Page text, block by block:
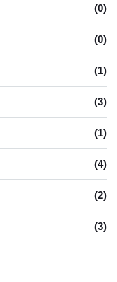
(0)
(0)
(1)
(3)
(1)
(4)
(2)
(3)